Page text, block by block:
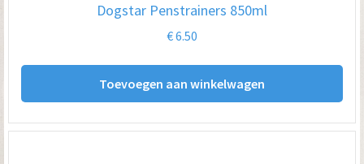
Dogstar Penstrainers 850ml
€6.50
Toevoegen aan winkelwagen